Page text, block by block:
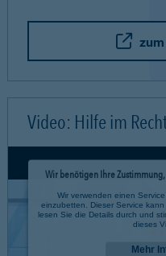
zum
Video: Hilfe im
Wir benötigen Ihre
Wir verwenden einen
einzubetten. Dieser Service
lesen Sie die Details durch und
dieses
Mehr